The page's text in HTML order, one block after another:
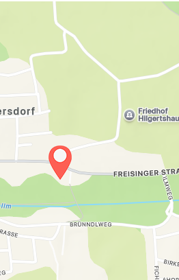
Blog
Partner
Kontakt
Impressum
Anmelden